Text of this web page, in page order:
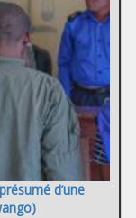
d’une